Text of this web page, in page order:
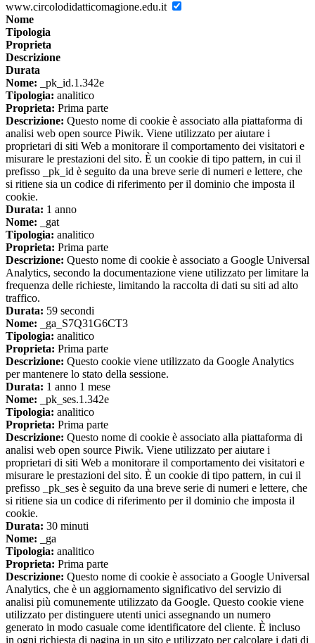
www.circolodidatticomagione.edu.it
Nome
Tipologia
Proprieta
Descrizione
Durata
Nome: _pk_id.1.342e
Tipologia: analitico
Proprieta: Prima parte
Descrizione: Questo nome di cookie è associato alla piattaforma di
analisi web open source Piwik. Viene utilizzato per aiutare i
proprietari di siti Web a monitorare il comportamento dei visitatori e
misurare le prestazioni del sito. È un cookie di tipo pattern, in cui il
prefisso _pk_id è seguito da una breve serie di numeri e lettere, che
si ritiene sia un codice di riferimento per il dominio che imposta il
cookie.
Durata: 1 anno
Nome: _gat
Tipologia: analitico
Proprieta: Prima parte
Descrizione: Questo nome di cookie è associato a Google Universal
Analytics, secondo la documentazione viene utilizzato per limitare la
frequenza delle richieste, limitando la raccolta di dati su siti ad alto
traffico.
Durata: 59 secondi
Nome: _ga_S7Q31G6CT3
Tipologia: analitico
Proprieta: Prima parte
Descrizione: Questo cookie viene utilizzato da Google Analytics
per mantenere lo stato della sessione.
Durata: 1 anno 1 mese
Nome: _pk_ses.1.342e
Tipologia: analitico
Proprieta: Prima parte
Descrizione: Questo nome di cookie è associato alla piattaforma di
analisi web open source Piwik. Viene utilizzato per aiutare i
proprietari di siti Web a monitorare il comportamento dei visitatori e
misurare le prestazioni del sito. È un cookie di tipo pattern, in cui il
prefisso _pk_ses è seguito da una breve serie di numeri e lettere, che
si ritiene sia un codice di riferimento per il dominio che imposta il
cookie.
Durata: 30 minuti
Nome: _ga
Tipologia: analitico
Proprieta: Prima parte
Descrizione: Questo nome di cookie è associato a Google Universal
Analytics, che è un aggiornamento significativo del servizio di
analisi più comunemente utilizzato da Google. Questo cookie viene
utilizzato per distinguere utenti unici assegnando un numero
generato in modo casuale come identificatore del cliente. È incluso
in ogni richiesta di pagina in un sito e utilizzato per calcolare i dati di